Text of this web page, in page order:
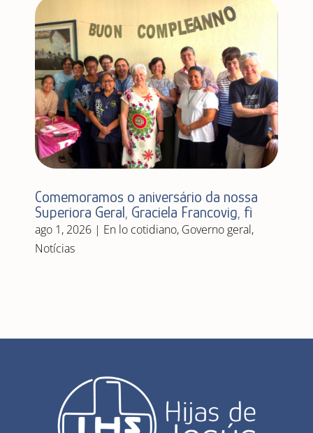
Comemoramos o aniversário da nossa
Superiora Geral, Graciela Francovig, fi
ago 1, 2026| En lo cotidiano, Governo geral,
Notícias